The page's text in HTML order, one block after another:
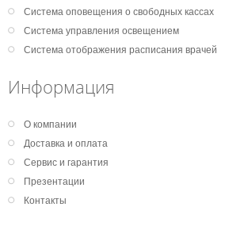
Система оповещения о свободных кассах
Система управления освещением
Система отображения расписания врачей
Информация
О компании
Доставка и оплата
Сервис и гарантия
Презентации
Контакты